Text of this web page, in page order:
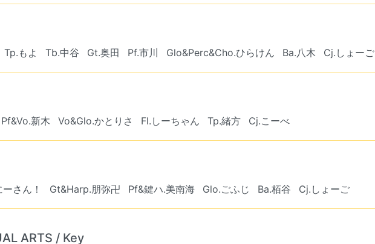
Tp.もよ Tb.中谷 Gt.奥田 Pf.市川 Glo&Perc&Cho.ひらけん Ba.八木 Cj.しょーご
Pf&Vo.新木 Vo&Glo.かとりさ Fl.しーちゃん Tp.緒方 Cj.こーべ
さん！ Gt&Harp.朋弥卍 Pf&鍵ハ.美南海 Glo.ごふじ Ba.栢谷 Cj.しょーご
ARTS / Key